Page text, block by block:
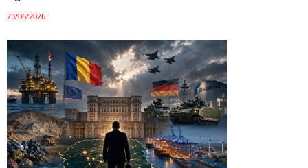
23/06/2026